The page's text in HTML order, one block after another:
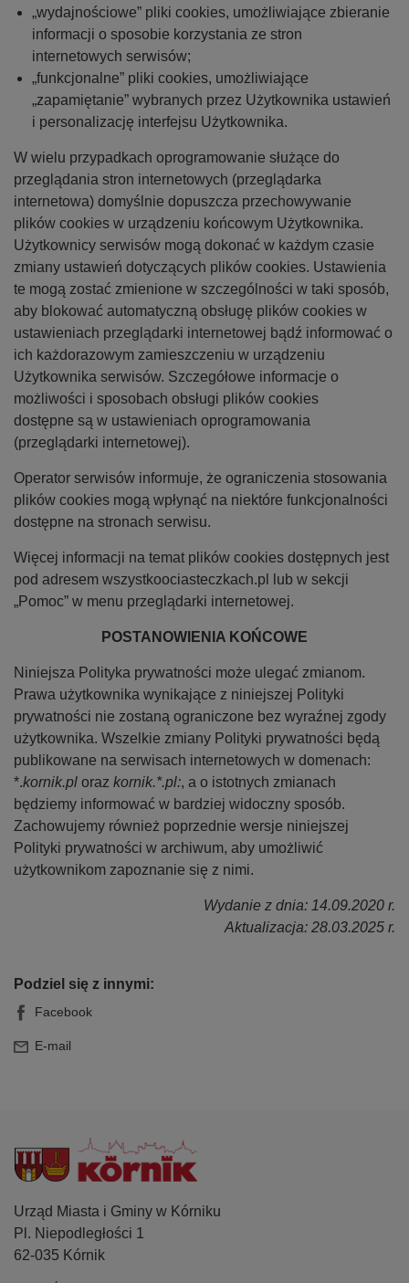
„wydajnościowe” pliki cookies, umożliwiające zbieranie
informacji o sposobie korzystania ze stron
internetowych serwisów;
„funkcjonalne” pliki cookies, umożliwiające
„zapamiętanie” wybranych przez Użytkownika ustawień
i personalizację interfejsu Użytkownika.
W wielu przypadkach oprogramowanie służące do
przeglądania stron internetowych (przeglądarka
internetowa) domyślnie dopuszcza przechowywanie
plików cookies w urządzeniu końcowym Użytkownika.
Użytkownicy serwisów mogą dokonać w każdym czasie
zmiany ustawień dotyczących plików cookies. Ustawienia
te mogą zostać zmienione w szczególności w taki sposób,
aby blokować automatyczną obsługę plików cookies w
ustawieniach przeglądarki internetowej bądź informować o
ich każdorazowym zamieszczeniu w urządzeniu
Użytkownika serwisów. Szczegółowe informacje o
możliwości i sposobach obsługi plików cookies
dostępne są w ustawieniach oprogramowania
(przeglądarki internetowej).
Operator serwisów informuje, że ograniczenia stosowania
plików cookies mogą wpłynąć na niektóre funkcjonalności
dostępne na stronach serwisu.
Więcej informacji na temat plików cookies dostępnych jest
pod adresem wszystkoociasteczkach.pl lub w sekcji
„Pomoc” w menu przeglądarki internetowej.
POSTANOWIENIA KOŃCOWE
Niniejsza Polityka prywatności może ulegać zmianom.
Prawa użytkownika wynikające z niniejszej Polityki
prywatności nie zostaną ograniczone bez wyraźnej zgody
użytkownika. Wszelkie zmiany Polityki prywatności będą
publikowane na serwisach internetowych w domenach:
*.kornik.pl oraz kornik.*.pl:, a o istotnych zmianach
będziemy informować w bardziej widoczny sposób.
Zachowujemy również poprzednie wersje niniejszej
Polityki prywatności w archiwum, aby umożliwić
użytkownikom zapoznanie się z nimi.
Wydanie z dnia: 14.09.2020 r.
Aktualizacja: 28.03.2025 r.
Podziel się z innymi:
Facebook
E-mail
Urząd Miasta i Gminy w Kórniku
Pl. Niepodległości 1
62-035 Kórnik